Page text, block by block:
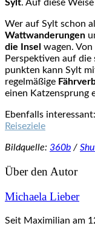
Sylt. Auf diese
Wer auf Sylt schon
Wattwanderungen
die Insel wagen. Von
Perspektiven auf
punkten kann Sylt
regelmäßige
einen Katzensprung
Ebenfalls interessant:
Reiseziele
Bildquelle: 360b /
Über den Autor
Michaela Lieber
Seit Maximilian am